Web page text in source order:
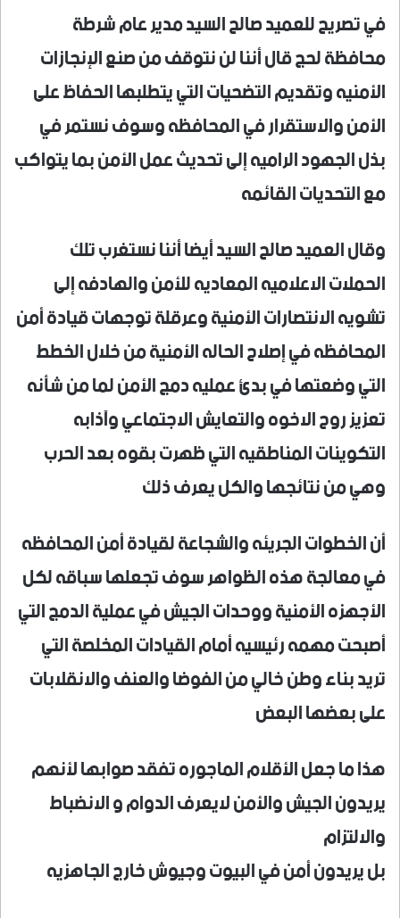
في تصريح للعميد صالح السيد مدير عام شرطة
محافظة لحج قال أننا لن نتوقف من صنع الإنجازات
الأمنيه وتقديم التضحيات التي يتطلبها الحفاظ على
الأمن والاستقرار في المحافظه وسوف نستمر في
بذل الجهود الراميه إلى تحديث عمل الأمن بما يتواكب
مع التحديات القائمه
وقال العميد صالح السيد أيضا أننا نستغرب تلك
الحملات الاعلاميه المعاديه للأمن والهادفه إلى
تشويه الانتصارات الأمنية وعرقلة توجهات قيادة أمن
المحافظه في إصلاح الحاله الأمنية من خلال الخطط
التي وضعتها في بدئ عمليه دمج الأمن لما من شأنه
تعزيز روح الاخوه والتعايش الاجتماعي وآذابه
التكوينات المناطقيه التي ظهرت بقوه بعد الحرب
وهي من نتائجها والكل يعرف ذلك
أن الخطوات الجريئه والشجاعة لقيادة أمن المحافظه
في معالجة هذه الظواهر سوف تجعلها سباقه لكل
الأجهزه الأمنية ووحدات الجيش في عملية الدمج التي
أصبحت مهمه رئيسيه أمام القيادات المخلصة التي
تريد بناء وطن خالي من الفوضا والعنف والانقلابات
على بعضها البعض
هذا ما جعل الأقلام الماجوره تفقد صوابها لأنهم
يريدون الجيش والأمن لايعرف الدوام و الانضباط
والالتزام
بل يريدون أمن في البيوت وجيوش خارج الجاهزيه